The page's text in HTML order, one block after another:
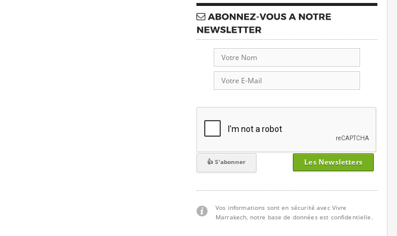
Les Newsletters
Vos informations sont en sécurité avec Vivre
Marrakech, notre base de données est confidentielle.